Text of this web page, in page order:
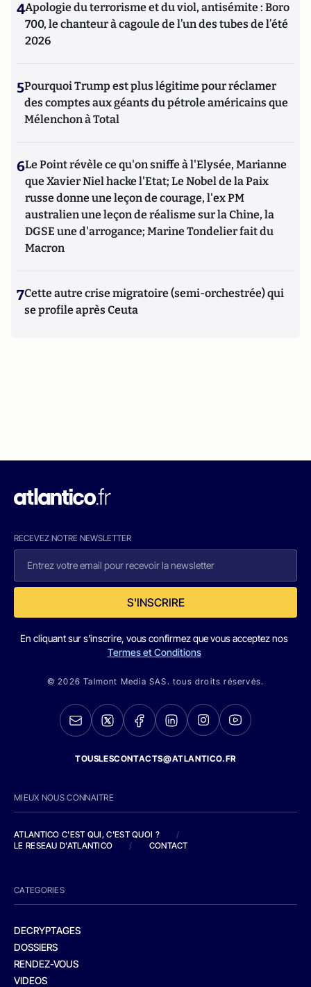
4Apologie du terrorisme et du viol, antisémite : Boro
700, le chanteur à cagoule de l’un des tubes de l’été
2026
5Pourquoi Trump est plus légitime pour réclamer
des comptes aux géants du pétrole américains que
Mélenchon à Total
6Le Point révèle ce qu'on sniffe à l'Elysée, Marianne
que Xavier Niel hacke l'Etat; Le Nobel de la Paix
russe donne une leçon de courage, l'ex PM
australien une leçon de réalisme sur la Chine, la
DGSE une d'arrogance; Marine Tondelier fait du
Macron
7Cette autre crise migratoire (semi-orchestrée) qui
se profile après Ceuta
RECEVEZ NOTRE NEWSLETTER
S'INSCRIRE
En cliquant sur s'inscrire, vous confirmez que vous acceptez nos
Termes et Conditions
© 2026 Talmont Media SAS. tous droits réservés.
TOUSLESCONTACTS@ATLANTICO.FR
MIEUX NOUS CONNAITRE
ATLANTICO C'EST QUI, C'EST QUOI ?
/
LE RESEAU D'ATLANTICO
/ CONTACT
CATEGORIES
DECRYPTAGES
DOSSIERS
RENDEZ-VOUS
VIDEOS